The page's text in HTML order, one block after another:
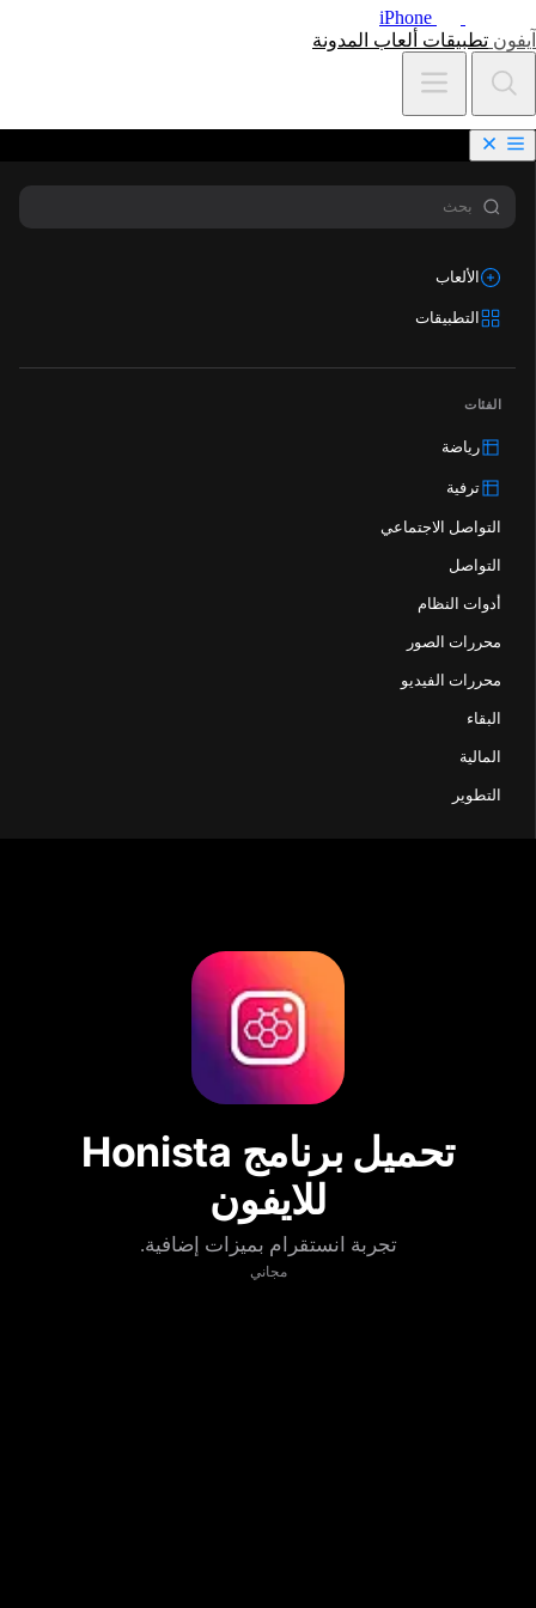
iPhone
آيفون تطبيقات ألعاب المدونة
الألعاب
التطبيقات
الفئات
رياضة
ترفية
التواصل الاجتماعي
التواصل
أدوات النظام
محررات الصور
محررات الفيديو
البقاء
المالية
التطوير
تحميل برنامج Honista
للايفون
تجربة انستقرام بميزات إضافية.
مجاني